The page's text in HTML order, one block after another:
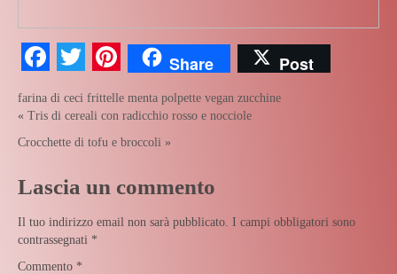
Facebook
TwitterPinterest
Share Post
farina di ceci frittelle menta polpette vegan zucchine
« Tris di cereali con radicchio rosso e nocciole
Crocchette di tofu e broccoli »
Lascia un commento
Il tuo indirizzo email non sarà pubblicato. I campi obbligatori sono
contrassegnati *
Commento *